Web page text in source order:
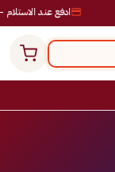
ادفع عند الاستلام